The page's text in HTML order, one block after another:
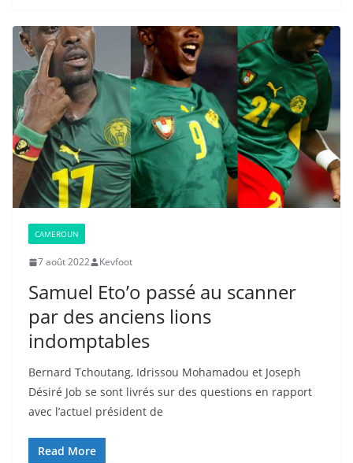
CAMEROUN
7 août 2022 Kevfoot
Samuel Eto’o passé au scanner
par des anciens lions
indomptables
Bernard Tchoutang, Idrissou Mohamadou et Joseph
Désiré Job se sont livrés sur des questions en rapport
avec l’actuel président de
Read More